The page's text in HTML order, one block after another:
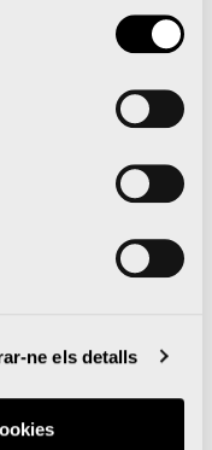
ne els detalls
la pista